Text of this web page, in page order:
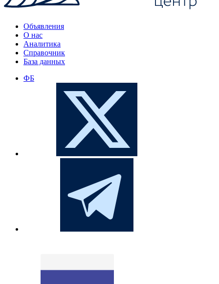
Объявления
О нас
Аналитика
Справочник
База данных
ФБ